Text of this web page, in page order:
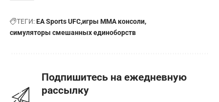
ТЕГИ:EA Sports UFCигры ММА консоли
симуляторы смешанных единоборств
Подпишитесь на ежедневную
рассылку